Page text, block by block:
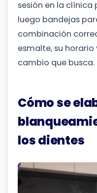
sesión en la
luego bandejas
combinación
esmalte, su
cambio que busca.
Cómo se
los dientes